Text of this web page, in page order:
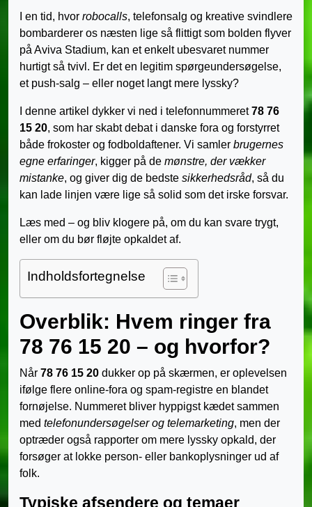
I en tid, hvor robocalls, telefonsalg og kreative svindlere
bombarderer os næsten lige så flittigt som bolden flyver
på Aviva Stadium, kan et enkelt ubesvaret nummer
hurtigt så tvivl. Er det en legitim spørgeundersøgelse,
et push-salg – eller noget langt mere lyssky?
I denne artikel dykker vi ned i telefonnummeret78 76
15 20, som har skabt debat i danske fora og forstyrret
både frokoster og fodboldaftener. Vi samler brugernes
egne erfaringer, kigger på de mønstre, der vækker
mistanke, og giver dig de bedste sikkerhedsråd, så du
kan lade linjen være lige så solid som det irske forsvar.
Læs med – og bliv klogere på, om du kan svare trygt,
eller om du bør fløjte opkaldet af.
Indholdsfortegnelse
Overblik: Hvem ringer fra
78 76 15 20 – og hvorfor?
Når 78 76 15 20 dukker op på skærmen, er oplevelsen
ifølge flere online-fora og spam-registre en blandet
fornøjelse. Nummeret bliver hyppigst kædet sammen
med telefonundersøgelser og telemarketing, men der
optræder også rapporter om mere lyssky opkald, der
forsøger at lokke person- eller bankoplysninger ud af
folk.
Typiske afsendere og temaer